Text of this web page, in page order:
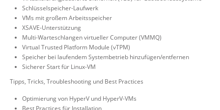
Schlüsselspeicher-Laufwerk
VMs mit großem Arbeitsspeicher
XSAVE-Unterstützung
Multi-Warteschlangen virtueller Computer (VMMQ)
Virtual Trusted Platform Module (vTPM)
Speicher bei laufendem Systembetrieb hinzufügen/entfernen
Sicherer Start für Linux-VM
Tipps, Tricks, Troubleshooting und Best Practices
Optimierung von HyperV und HyperV-VMs
Best Practices für Installation